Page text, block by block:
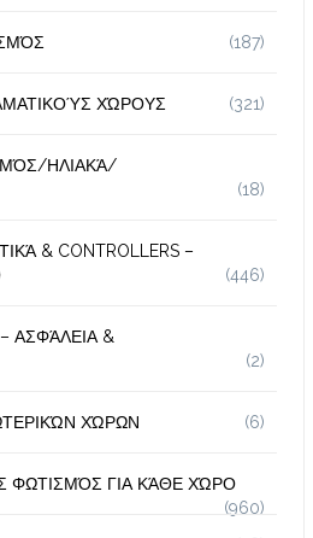
(187)
ΧΏΡΟΥΣ (321)
ΗΛΙΑΚΆ/
(18)
& CONTROLLERS –
(446)
ΑΣΦΆΛΕΙΑ &
(2)
ΧΏΡΩΝ (6)
ΦΩΤΙΣΜΌΣ ΓΙΑ ΚΆΘΕ ΧΏΡΟ
(960)